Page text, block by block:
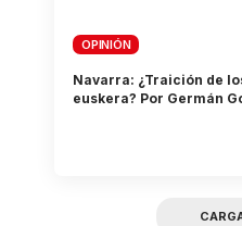
OPINIÓN
Navarra: ¿Traición de
euskera? Por Germán